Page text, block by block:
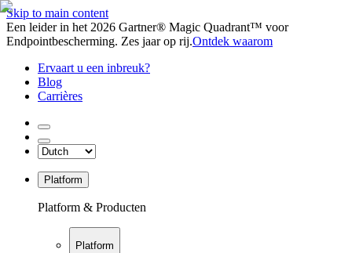
Skip to main content
Een leider in het 2026 Gartner® Magic Quadrant™ voor
Endpointbescherming. Zes jaar op rij.Ontdek waarom
Ervaart u een inbreuk?
Blog
Carrières
Platform
Platform & Producten
Platform